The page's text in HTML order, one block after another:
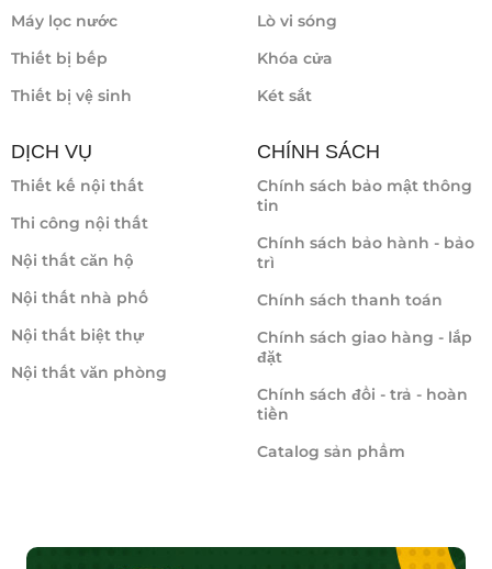
Máy lọc nước
Thiết bị bếp
Thiết bị vệ sinh
Lò vi sóng
Khóa cửa
Két sắt
DỊCH VỤ
Thiết kế nội thất
Thi công nội thất
Nội thất căn hộ
Nội thất nhà phố
Nội thất biệt thự
Nội thất văn phòng
CHÍNH SÁCH
Chính sách bảo mật thông
tin
Chính sách bảo hành - bảo
trì
Chính sách thanh toán
Chính sách giao hàng - lắp
đặt
Chính sách đổi - trả - hoàn
tiền
Catalog sản phẩm